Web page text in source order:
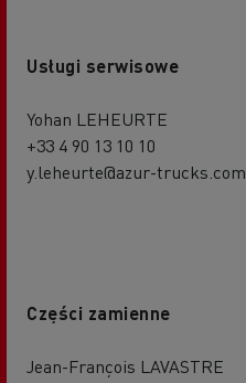
Usługi serwisowe
Yohan LEHEURTE
+33 4 90 13 10 10
y.leheurte@azur-trucks.com
Części zamienne
Jean-François LAVASTRE